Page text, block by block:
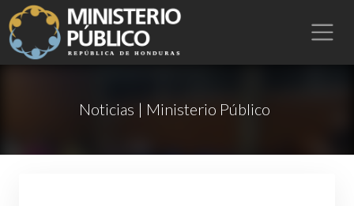
Noticias | Ministerio Público